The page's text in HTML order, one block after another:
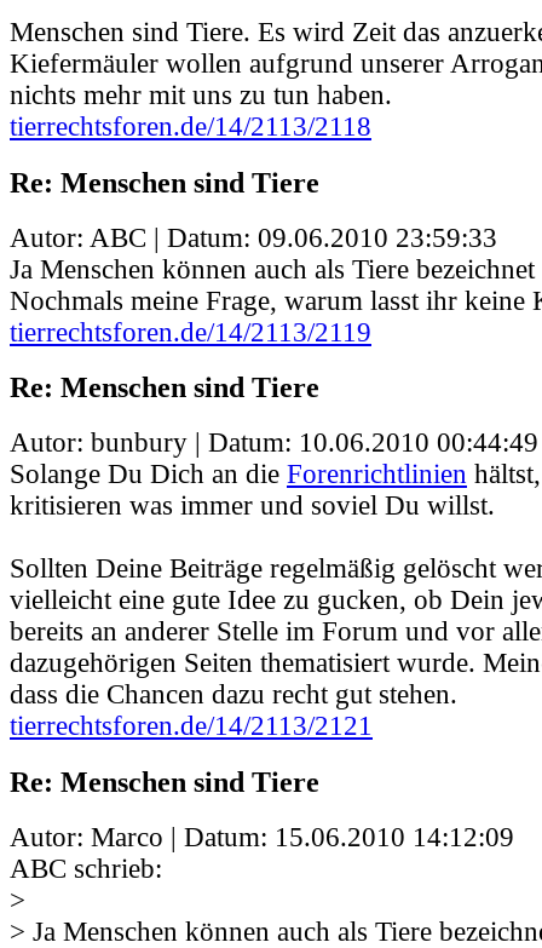
Menschen sind Tiere. Es wird Zeit das
Kiefermäuler wollen aufgrund unserer
nichts mehr mit uns zu tun haben.
tierrechtsforen.de/14/2113/2118
Re: Menschen sind Tiere
Autor: ABC | Datum: 09.06.2010 23:59:33
Ja Menschen können auch als Tiere
Nochmals meine Frage, warum lasst ihr keine
tierrechtsforen.de/14/2113/2119
Re: Menschen sind Tiere
Autor: bunbury | Datum: 10.06.2010 00:44:49
Solange Du Dich an die Forenrichtlinien
kritisieren was immer und soviel Du willst.
Sollten Deine Beiträge regelmäßig gelöscht
vielleicht eine gute Idee zu gucken, ob Dein
bereits an anderer Stelle im Forum und vor
dazugehörigen Seiten thematisiert wurde.
dass die Chancen dazu recht gut stehen.
tierrechtsforen.de/14/2113/2121
Re: Menschen sind Tiere
Autor: Marco | Datum: 15.06.2010 14:12:09
ABC schrieb:
>
> Ja Menschen können auch als Tiere